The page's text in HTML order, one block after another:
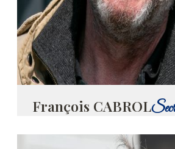
François CABROL